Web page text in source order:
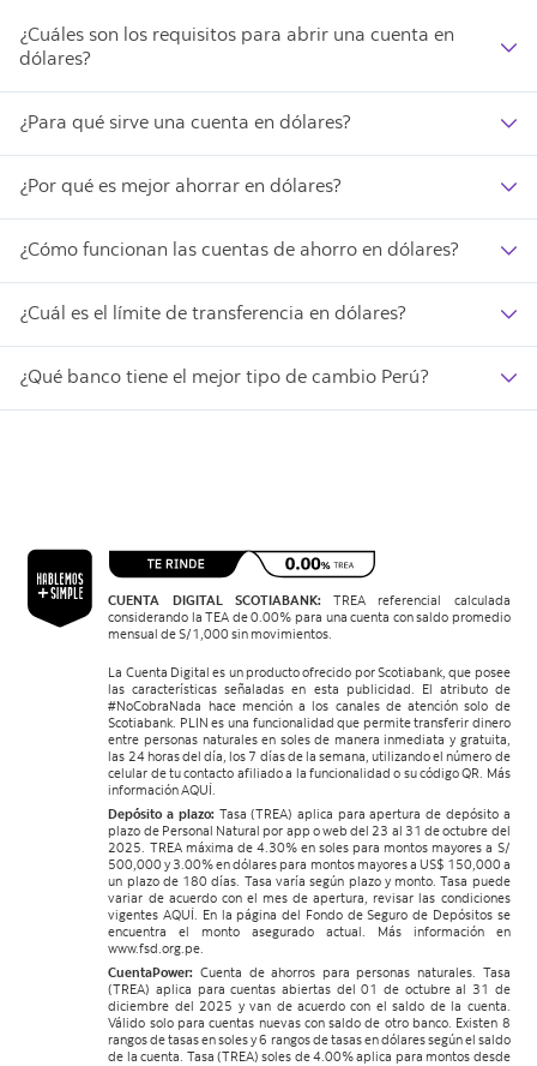
¿Cuáles son los requisitos para abrir una cuenta en
dólares?
¿Para qué sirve una cuenta en dólares?
¿Por qué es mejor ahorrar en dólares?
¿Cómo funcionan las cuentas de ahorro en dólares?
¿Cuál es el límite de transferencia en dólares?
¿Qué banco tiene el mejor tipo de cambio Perú?
CUENTA DIGITAL SCOTIABANK: TREA referencial calculada
considerando la TEA de 0.00% para una cuenta con saldo promedio
mensual de S/1,000 sin movimientos.
La Cuenta Digital es un producto ofrecido por Scotiabank, que posee
las características señaladas en esta publicidad. El atributo de
#NoCobraNada hace mención a los canales de atención solo de
Scotiabank. PLIN es una funcionalidad que permite transferir dinero
entre personas naturales en soles de manera inmediata y gratuita,
las 24 horas del día, los 7 días de la semana, utilizando el número de
celular de tu contacto afiliado a la funcionalidad o su código QR. Más
información AQUÍ.
Depósito a plazo: Tasa (TREA) aplica para apertura de depósito a
plazo de Personal Natural por app o web del 23 al 31 de octubre del
2025. TREA máxima de 4.30% en soles para montos mayores a S/
500,000 y 3.00% en dólares para montos mayores a US$ 150,000 a
un plazo de 180 días. Tasa varía según plazo y monto. Tasa puede
variar de acuerdo con el mes de apertura, revisar las condiciones
vigentes AQUÍ. En la página del Fondo de Seguro de Depósitos se
encuentra el monto asegurado actual. Más información en
www.fsd.org.pe.
CuentaPower:
Cuenta de ahorros para personas naturales. Tasa
(TREA) aplica para cuentas abiertas del 01 de octubre al 31 de
diciembre del 2025 y van de acuerdo con el saldo de la cuenta.
Válido solo para cuentas nuevas con saldo de otro banco. Existen 8
rangos de tasas en soles y 6 rangos de tasas en dólares según el saldo
de la cuenta. Tasa (TREA) soles de 4.00% aplica para montos desde